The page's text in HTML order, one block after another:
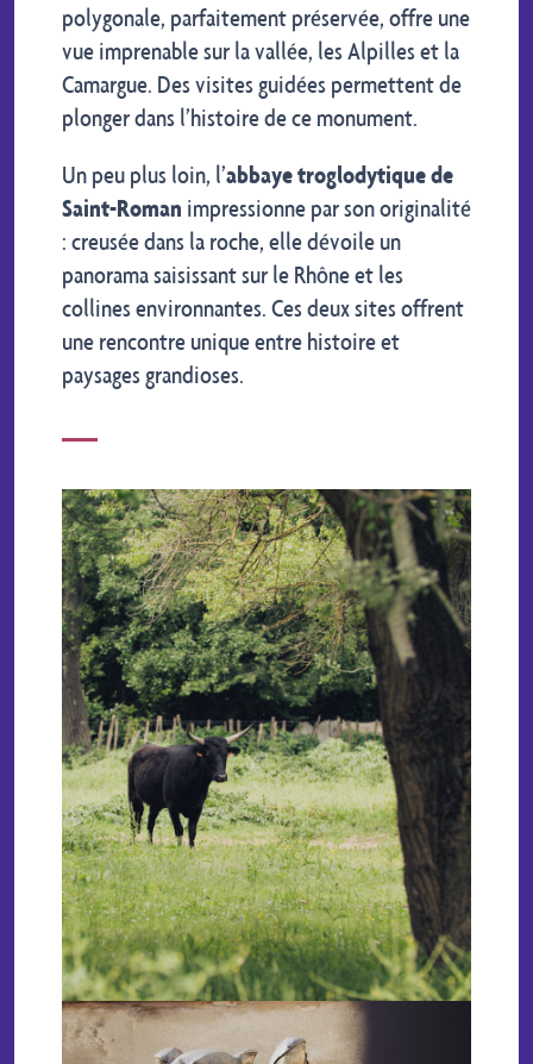
polygonale, parfaitement préservée, offre une
vue imprenable sur la vallée, les Alpilles et la
Camargue. Des visites guidées permettent de
plonger dans l’histoire de ce monument.
Un peu plus loin, l’abbaye troglodytique de
Saint-Roman impressionne par son originalité
: creusée dans la roche, elle dévoile un
panorama saisissant sur le Rhône et les
collines environnantes. Ces deux sites offrent
une rencontre unique entre histoire et
paysages grandioses.